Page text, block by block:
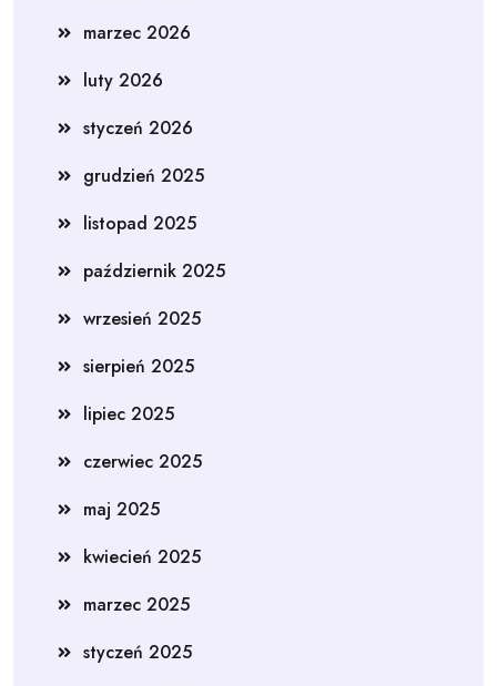
marzec 2026
luty 2026
styczeń 2026
grudzień 2025
listopad 2025
październik 2025
wrzesień 2025
sierpień 2025
lipiec 2025
czerwiec 2025
maj 2025
kwiecień 2025
marzec 2025
styczeń 2025